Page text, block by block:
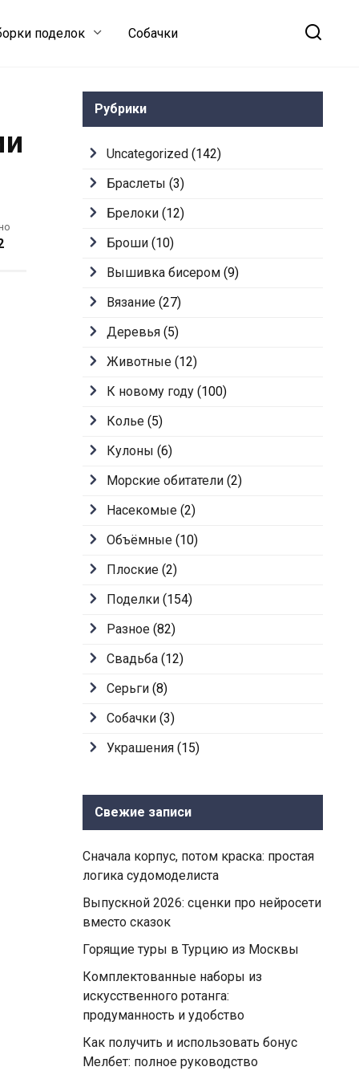
поделок Собачки
Рубрики
Uncategorized (142)
Браслеты (3)
Брелоки (12)
Броши (10)
Вышивка бисером (9)
Вязание (27)
Деревья (5)
Животные (12)
К новому году (100)
Колье (5)
Кулоны (6)
Морские обитатели (2)
Насекомые (2)
Объёмные (10)
Плоские (2)
Поделки (154)
Разное (82)
Свадьба (12)
Серьги (8)
Собачки (3)
Украшения (15)
Свежие записи
Сначала корпус, потом краска: простая
логика судомоделиста
Выпускной 2026: сценки про нейросети
вместо сказок
Горящие туры в Турцию из Москвы
Комплектованные наборы из
искусственного ротанга:
продуманность и удобство
Как получить и использовать бонус
Мелбет: полное руководство